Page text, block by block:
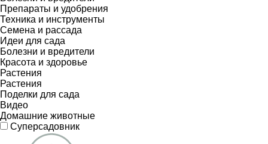
Препараты и удобрения
Техника и инструменты
Семена и рассада
Идеи для сада
Болезни и вредители
Красота и здоровье
Растения
Растения
Поделки для сада
Видео
Домашние животные
Суперсадовник